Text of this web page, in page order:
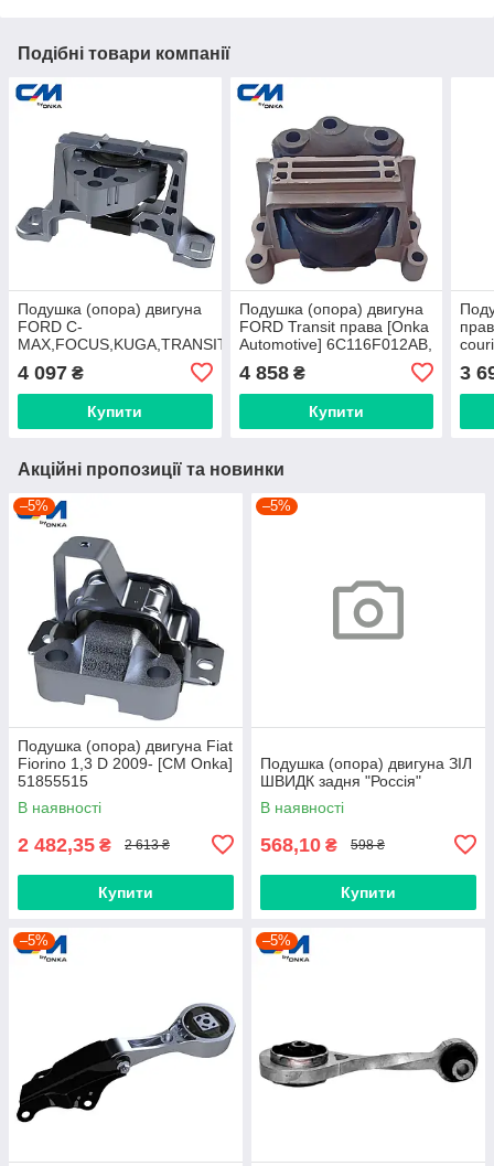
Подібні товари компанії
Подушка (опора) двигуна
FORD C-
MAX,FOCUS,KUGA,TRANSIT,
2014-2019 (1.5-1.6 TDCI)
[Onka Automotive] CM
31135
4 097 ₴
Купити
Подушка (опора) двигуна
FORD Transit права [Onka
Automotive] 6C116F012AB,
4 858₴
Купити
3
Акційні пропозиції та новинки
–5%
Подушка (опора) двигуна Fiat
Fiorino 1,3 D 2009- [СМ Onka]
51855515
В наявності
2 482,35 ₴ 2 613 ₴
Купити
–5%
Подушка (опора) двигуна ЗІЛ
ШВИДК задня "Россія"
В наявності
568,10 ₴ 598 ₴
Купити
–5% –5%